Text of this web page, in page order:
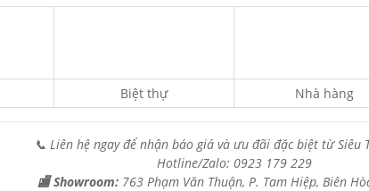
Biệt thự Nhà hàng
📞 Liên hệ ngay để nhận báo giá và ưu đãi đặc biệt từ Siêu
Hotline/Zalo: 0923 179 229
🏬 Showroom: 763 Phạm Văn Thuận, P. Tam Hiệp, Biên